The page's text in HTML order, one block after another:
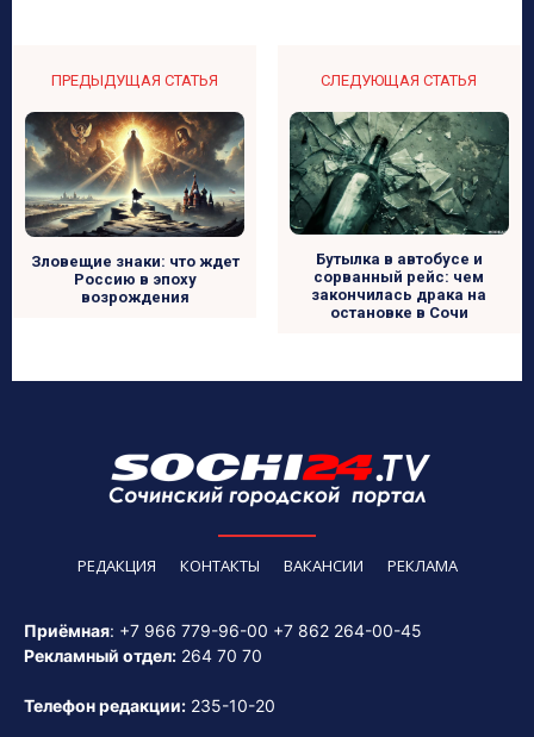
ПРЕДЫДУЩАЯ СТАТЬЯ
Зловещие знаки: что ждет
Россию в эпоху
возрождения
СЛЕДУЮЩАЯ СТАТЬЯ
Бутылка в автобусе и
сорванный рейс: чем
закончилась драка на
остановке в Сочи
РЕДАКЦИЯ КОНТАКТЫ ВАКАНСИИ РЕКЛАМА
Приёмная: +7 966 779-96-00 +7 862 264-00-45
Рекламный отдел: 264 70 70
Телефон редакции: 235-10-20